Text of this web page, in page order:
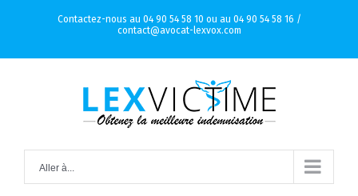
content
Contactez-nous au 04 90 54 58 10 ou au 04 90 54 58 16 /
contact@avocat-lexvox.com
Aller à...